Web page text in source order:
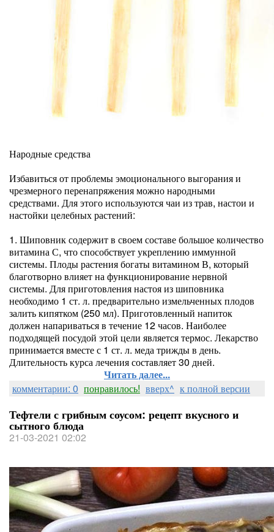
Народные средства
Избавиться от проблемы эмоционального выгорания и
чрезмерного перенапряжения можно народными
средствами. Для этого используются чаи из трав, настои и
настойки целебных растений:
1. Шиповник содержит в своем составе большое количество
витамина С, что способствует укреплению иммунной
системы. Плоды растения богаты витамином В, который
благотворно влияет на функционирование нервной
системы. Для приготовления настоя из шиповника
необходимо 1 ст. л. предварительно измельченных плодов
залить кипятком (250 мл). Приготовленный напиток
должен напариваться в течение 12 часов. Наиболее
подходящей посудой этой цели является термос. Лекарство
принимается вместе с 1 ст. л. меда трижды в день.
Длительность курса лечения составляет 30 дней.
Читать далее...
комментарии: 0 понравилось! вверх^ к полной версии
Тефтели с грибным соусом: рецепт вкусного и
сытного блюда
21-03-2021 02:02